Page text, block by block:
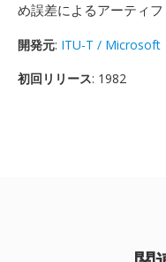
め誤差によるアーティフ
開発元: ITU-T / Microsoft
初回リリース: 1982